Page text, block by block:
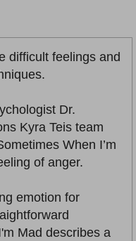
difficult feelings and
Dr.
Kyra Teis team
When I’m
of anger.
emotion for
Mad describes a